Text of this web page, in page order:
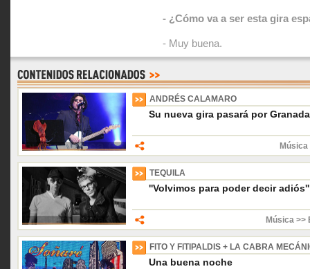
- ¿Cómo va a ser esta gira
- Muy buena.
ANDRÉS CALAMARO
Su nueva gira pasará por
TEQUILA
''Volvimos para poder decir adiós''
Música >>
FITO Y FITIPALDIS + LA CABRA
Una buena noche